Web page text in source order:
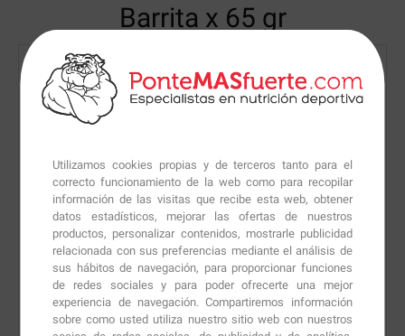
Utilizamos cookies propias y de terceros tanto para el
correcto funcionamiento de la web como para recopilar
información de las visitas que recibe esta web, obtener
datos estadísticos, mejorar las ofertas de nuestros
productos, personalizar contenidos, mostrarle publicidad
relacionada con sus preferencias mediante el análisis de
sus hábitos de navegación, para proporcionar funciones
de redes sociales y para poder ofrecerte una mejor
experiencia de navegación. Compartiremos información
sobre como usted utiliza nuestro sitio web con nuestros
Barrita x 65 gr